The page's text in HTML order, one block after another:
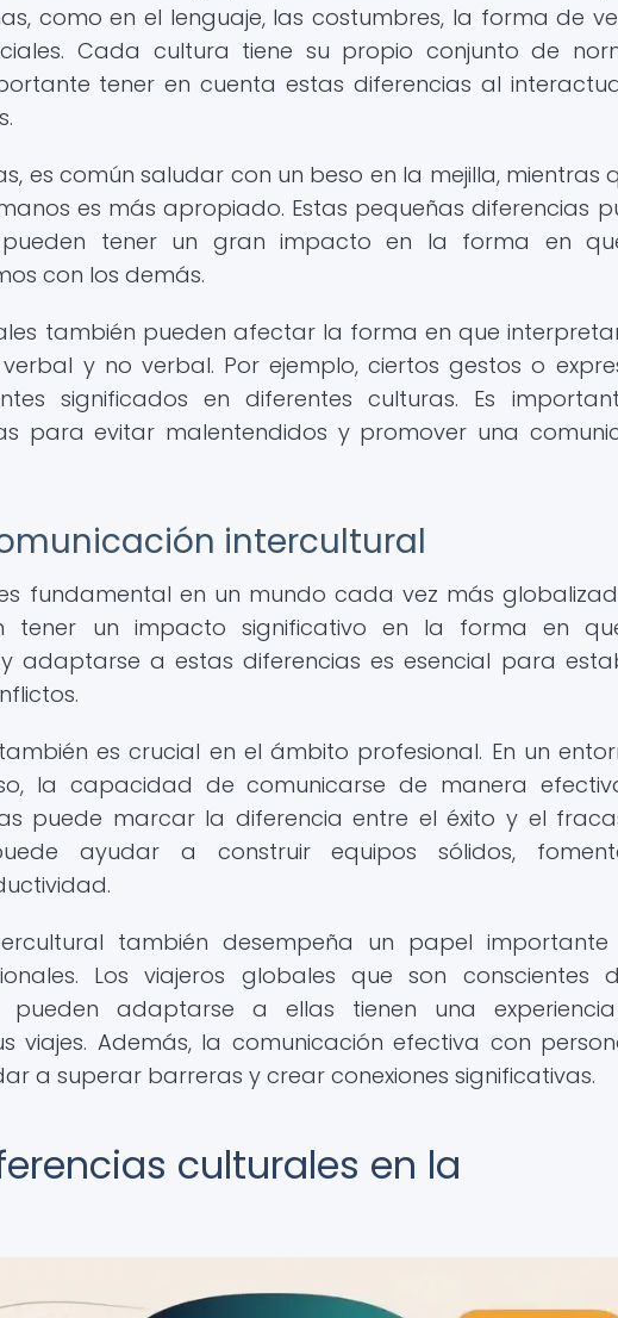
como en el lenguaje, las costumbres, la forma de
Cada cultura tiene su propio conjunto de
tener en cuenta estas diferencias al
es común saludar con un beso en la mejilla, mientras
es más apropiado. Estas pequeñas diferencias
pueden tener un gran impacto en la forma en
con los demás.
también pueden afectar la forma en que
y no verbal. Por ejemplo, ciertos gestos o
significados en diferentes culturas. Es
para evitar malentendidos y promover una
intercultural
fundamental en un mundo cada vez más
tener un impacto significativo en la forma en
adaptarse a estas diferencias es esencial para
es crucial en el ámbito profesional. En un
la capacidad de comunicarse de manera
puede marcar la diferencia entre el éxito y el
ayudar a construir equipos sólidos,
también desempeña un papel
Los viajeros globales que son conscientes
pueden adaptarse a ellas tienen una
viajes. Además, la comunicación efectiva con
a superar barreras y crear conexiones significativas.
culturales en la